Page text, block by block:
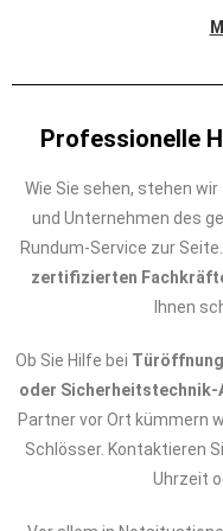
Professionelle
Wie Sie sehen, stehen wir
und Unternehmen des
Rundum-Service zur
zertifizierten
Ihnen
Ob Sie Hilfe bei
oder Sicherheitstechnik-
Partner vor Ort kümmern
Schlösser. Kontaktieren
Uhrzeit